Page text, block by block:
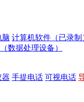
脑 计算机软件（已录制
数据处理设备）
器 手提电话 可视电话